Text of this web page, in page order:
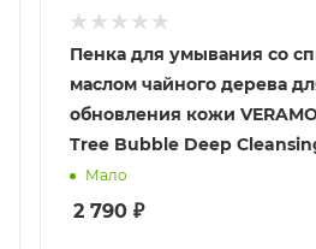
Пенка для умывания cо
маслом чайного дерева
обновления кожи
Tree Bubble Deep
Мало
2 790 ₽